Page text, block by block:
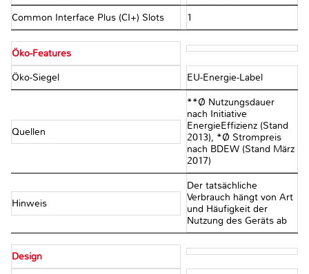
Common Interface Plus (CI+) Slots 1
Öko-Features
Öko-Siegel EU-Energie-Label
Quellen
**Ø Nutzungsdauer
nach Initiative
EnergieEffizienz (Stand
2013), *Ø Strompreis
nach BDEW (Stand März
2017)
Hinweis
Der tatsächliche
Verbrauch hängt von Art
und Häufigkeit der
Nutzung des Geräts ab
Design